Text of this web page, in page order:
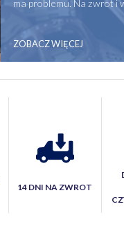
ma problemu. Na zwrot i
ZOBACZ WIĘCEJ
14 DNI NA ZWROT